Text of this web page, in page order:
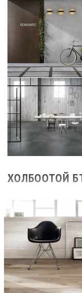
ХОЛБООТОЙ